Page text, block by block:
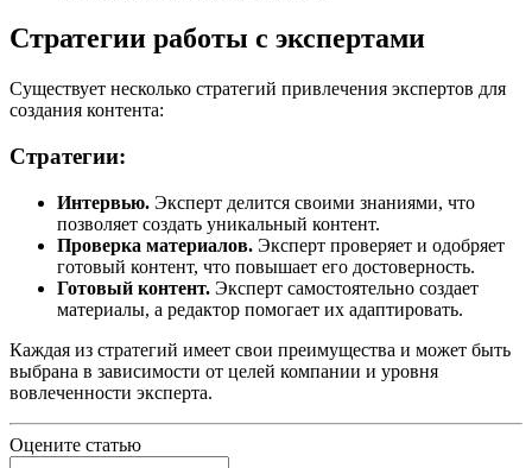
Стратегии работы с экспертами
Существует несколько стратегий привлечения экспертов для
создания контента:
Стратегии:
Интервью. Эксперт делится своими знаниями, что
позволяет создать уникальный контент.
Проверка материалов. Эксперт проверяет и одобряет
готовый контент, что повышает его достоверность.
Готовый контент. Эксперт самостоятельно создает
материалы, а редактор помогает их адаптировать.
Каждая из стратегий имеет свои преимущества и может быть
выбрана в зависимости от целей компании и уровня
вовлеченности эксперта.
Оцените статью